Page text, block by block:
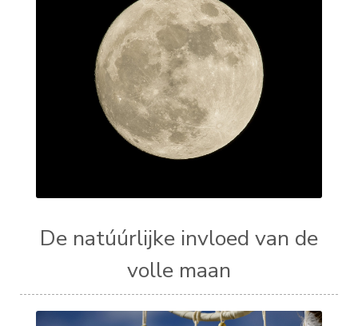
De natúúrlijke invloed van de
volle maan